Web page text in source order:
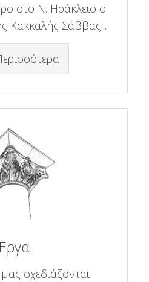
στο Ν. Ηράκλειο ο
Κακκαλής Σάββας...
σχεδιάζονται